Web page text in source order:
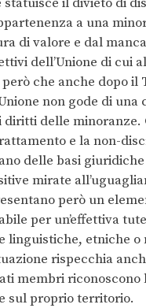
a una
di valore e dal
dell’Unione di cui
che anche dopo il
non gode di una
diritti delle minoranze.
e la non-
delle basi
mirate
però un
per un’effettiva
linguistiche, etniche o
rispecchia
membri riconoscono
sul proprio territorio.